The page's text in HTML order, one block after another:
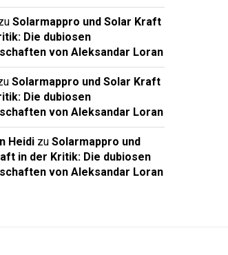
Solarmappro und Solar Kraft
Die dubiosen
von Aleksandar Loran
Solarmappro und Solar Kraft
Die dubiosen
von Aleksandar Loran
Heidi zu Solarmappro und
in der Kritik: Die dubiosen
von Aleksandar Loran